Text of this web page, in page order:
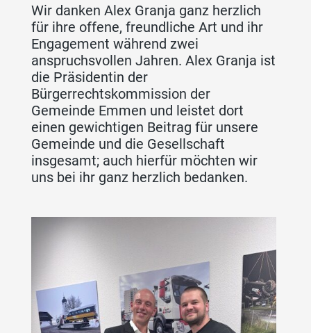
Wir danken Alex Granja ganz herzlich
für ihre offene, freundliche Art und ihr
Engagement während zwei
anspruchsvollen Jahren. Alex Granja ist
die Präsidentin der
Bürgerrechtskommission der
Gemeinde Emmen und leistet dort
einen gewichtigen Beitrag für unsere
Gemeinde und die Gesellschaft
insgesamt; auch hierfür möchten wir
uns bei ihr ganz herzlich bedanken.